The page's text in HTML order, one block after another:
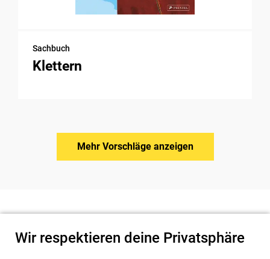
Sachbuch
Klettern
Mehr Vorschläge anzeigen
Wir respektieren deine Privatsphäre